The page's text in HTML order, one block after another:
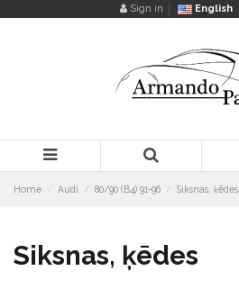
Sign in English
Home Audi 80/90 (B4) 91-96 Siksnas, ķēdes
Siksnas, ķēdes